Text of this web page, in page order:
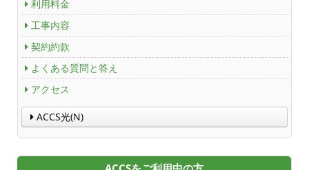
利用料金
工事内容
契約約款
よくある質問と答え
アクセス
ACCS光(N)
ACCS Cable Connection
つくばもん（地域情報サイト）